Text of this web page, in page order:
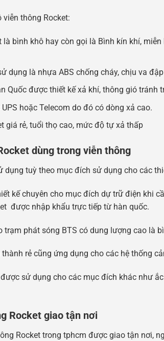
thông Rocket:
là bình khô hay còn gọi là Bình kín khí,
dụng là nhựa ABS chống cháy, chịu va
Quốc được thiết kế xả khí, thông gió tránh
hoặc Telecom do đó có dòng xả cao.
giá rẻ, tuổi thọ cao, mức độ tự xả thấp
dùng trong viễn thông
dụng tuỳ theo mục đích sử dụng cho các
kế chuyên cho mục đích dự trữ điện khi
được nhập khẩu trực tiếp từ hàn quốc.
phát sóng BTS có dung lượng cao là
thành rẻ cũng ứng dụng cho các hệ thống
sử dụng cho các mục đích khác như
Rocket giao tận nơi
Rocket trong tphcm được giao tận nơi,